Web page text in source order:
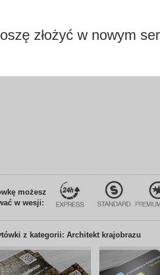
wizytówkę
możesz
w wesji:
z kategorii: Architekt krajobrazu
złożyć w nowym